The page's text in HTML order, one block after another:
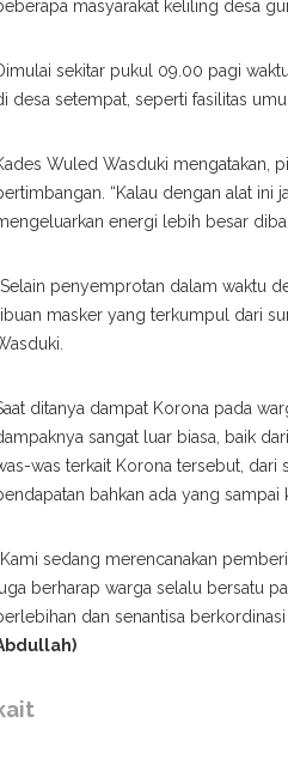
masyarakat keliling desa
sekitar pukul 09.00 pagi
desa setempat, seperti fasilitas
Wuled Wasduki mengatakan,
“Kalau dengan alat ini
energi lebih besar
penyemprotan dalam waktu
masker yang terkumpul dari
ditanya dampat Korona pada
sangat luar biasa, baik
was terkait Korona tersebut,
bahkan ada yang sampai
sedang merencanakan
berharap warga selalu bersatu
dan senantisa